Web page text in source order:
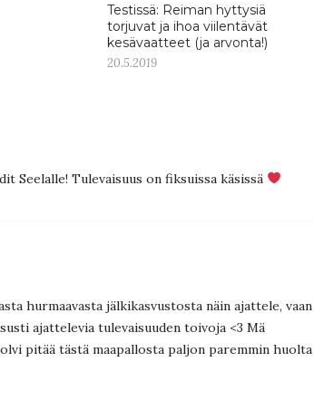
Testissä: Reiman hyttysiä
torjuvat ja ihoa viilentävät
kesävaatteet (ja arvonta!)
20.5.2019
Seelalle! Tulevaisuus on fiksuissa käsissä
hurmaavasta jälkikasvustosta näin ajattele, vaan
ajattelevia tulevaisuuden toivoja <3 Mä
pitää tästä maapallosta paljon paremmin huolta